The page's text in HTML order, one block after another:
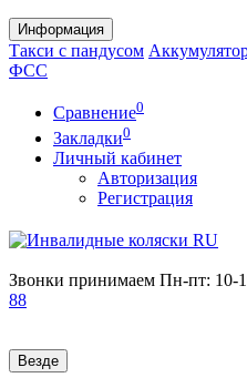
Информация
Такси с пандусом
ФСС
Сравнение0
Закладки0
Личный кабинет
Авторизация
Регистрация
Звонки принимаем Пн-пт: 10-
88
Везде